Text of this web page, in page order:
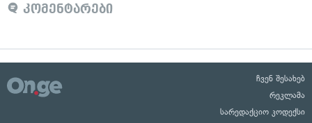
კომენტარები
ჩვენ შესახებ
რეკლამა
სარედაქციო კოდექსი